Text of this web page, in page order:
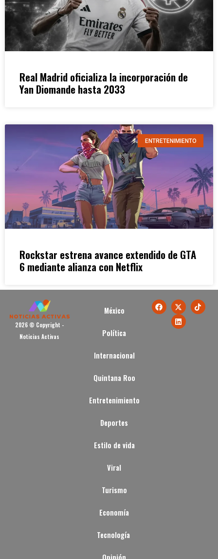
Real Madrid oficializa la incorporación de
Yan Diomande hasta 2033
ENTRETENIMIENTO
Rockstar estrena avance extendido de GTA
6 mediante alianza con Netflix
2026 © Copyright -
Noticias Activas
México
Política
Internacional
Quintana Roo
Entretenimiento
Deportes
Estilo de vida
Viral
Turismo
Economía
Tecnología